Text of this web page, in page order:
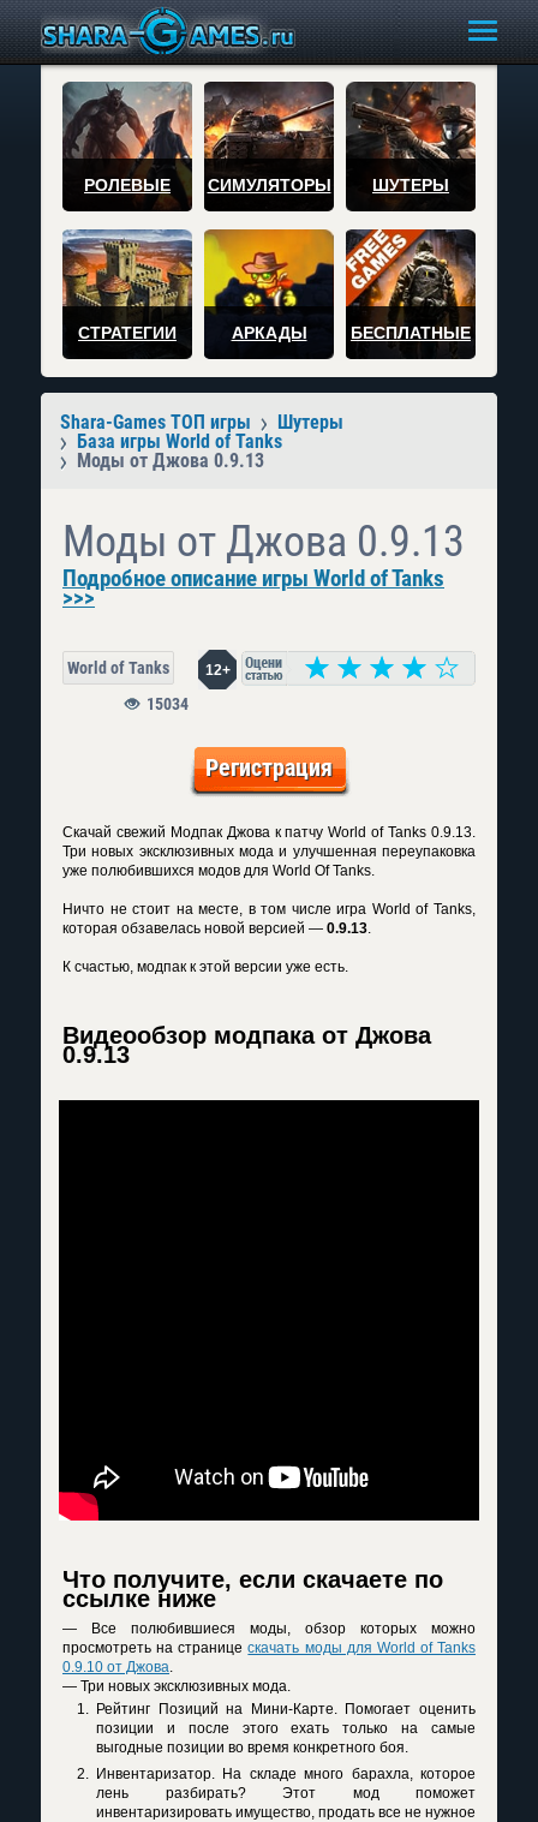
РОЛЕВЫЕ СИМУЛЯТОРЫ ШУТЕРЫ
СТРАТЕГИИ АРКАДЫ БЕСПЛАТНЫЕ
Shara-Games ТОП игры
Шутеры
База игры World of Tanks
Моды от Джова 0.9.13
Моды от Джова 0.9.13
Подробное описание игры World of Tanks
>>>
World of Tanks 12+
15034
Регистрация
Скачай свежий Модпак Джова к патчу World of Tanks 0.9.13.
Три новых эксклюзивных мода и улучшенная переупаковка
уже полюбившихся модов для World Of Tanks.
Ничто не стоит на месте, в том числе игра World of Tanks,
которая обзавелась новой версией — 0.9.13.
К счастью, модпак к этой версии уже есть.
Видеообзор модпака от Джова
0.9.13
Что получите, если скачаете по
ссылке ниже
— Все полюбившиеся моды, обзор которых можно
просмотреть на страницескачать моды для World of Tanks
0.9.10 от Джова.
— Три новых эксклюзивных мода.
Рейтинг Позиций на Мини-Карте. Помогает оценить
позиции и после этого ехать только на самые
выгодные позиции во время конкретного боя.
Инвентаризатор. На складе много барахла, которое
лень разбирать? Этот мод поможет
инвентаризировать имущество, продать все не нужное